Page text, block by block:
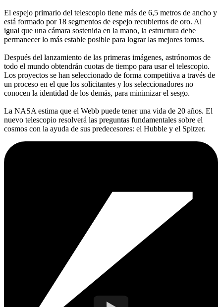
El espejo primario del telescopio tiene más de 6,5 metros de ancho y
está formado por 18 segmentos de espejo recubiertos de oro. Al
igual que una cámara sostenida en la mano, la estructura debe
permanecer lo más estable posible para lograr las mejores tomas.
Después del lanzamiento de las primeras imágenes, astrónomos de
todo el mundo obtendrán cuotas de tiempo para usar el telescopio.
Los proyectos se han seleccionado de forma competitiva a través de
un proceso en el que los solicitantes y los seleccionadores no
conocen la identidad de los demás, para minimizar el sesgo.
La NASA estima que el Webb puede tener una vida de 20 años. El
nuevo telescopio resolverá las preguntas fundamentales sobre el
cosmos con la ayuda de sus predecesores: el Hubble y el Spitzer.